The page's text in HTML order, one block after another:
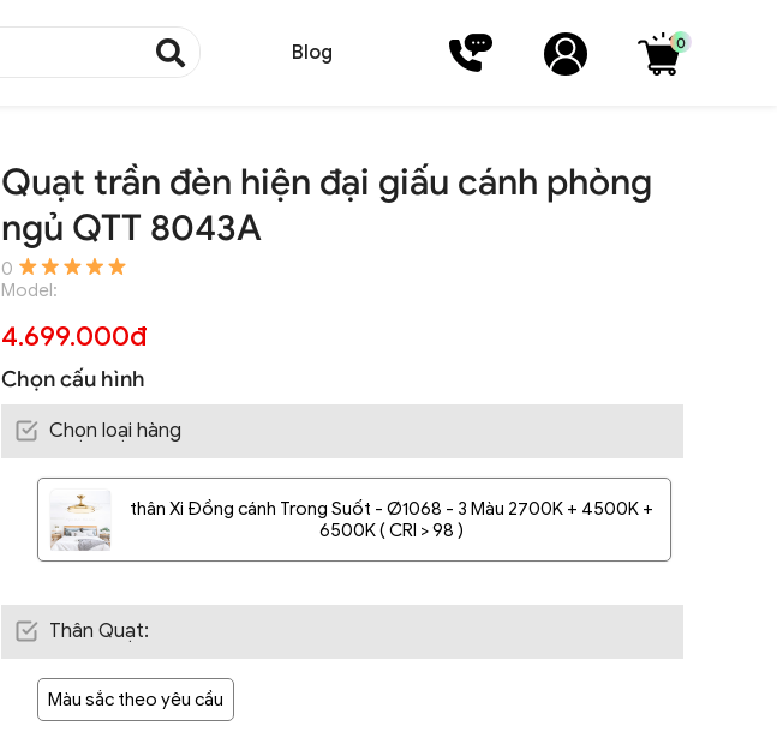
Blog 0
Quạt trần đèn hiện đại giấu cánh phòng
ngủ QTT 8043A
0
Model:
4.699.000đ
Chọn cấu hình
Chọn loại hàng
thân Xi Đồng cánh Trong Suốt - Ø1068 - 3 Màu 2700K + 4500K +
6500K ( CRI > 98 )
Thân Quạt:
Màu sắc theo yêu cầu